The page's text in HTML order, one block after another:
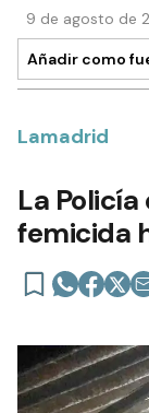
9 de agosto de
Añadir como
Lamadrid
La
femicida